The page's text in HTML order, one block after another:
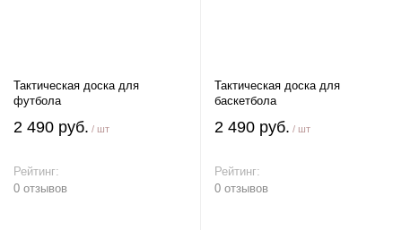
Тактическая доска для
футбола
2 490 руб. / шт
Рейтинг:
0 отзывов
Тактическая доска для
баскетбола
2 490 руб. / шт
Рейтинг:
0 отзывов